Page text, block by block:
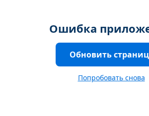
Ошибка
Обновить
Попробовать снова